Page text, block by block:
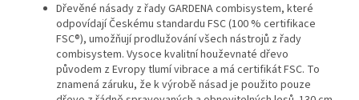
Dřevěné násady z řady GARDENA combisystem, které
odpovídají Českému standardu FSC (100 % certifikace
FSC®), umožňují prodlužování všech nástrojů z řady
combisystem. Vysoce kvalitní houževnaté dřevo
původem z Evropy tlumí vibrace a má certifikát FSC. To
znamená záruku, že k výrobě násad je použito pouze